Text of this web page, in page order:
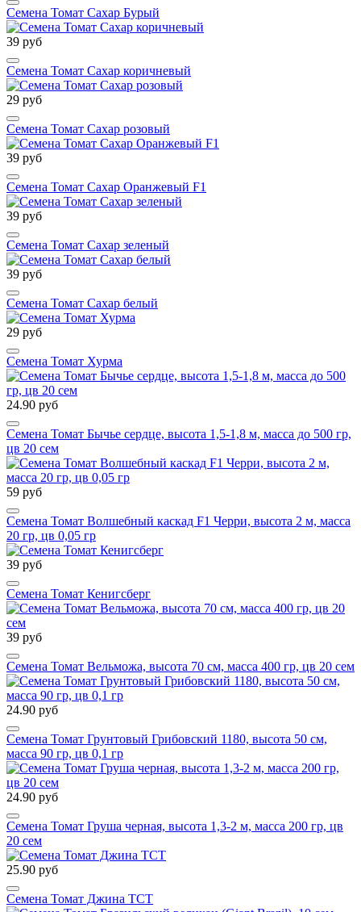
Семена Томат Сахар Бурый
39 руб
Семена Томат Сахар коричневый
29 руб
Семена Томат Сахар розовый
39 руб
Семена Томат Сахар Оранжевый F1
39 руб
Семена Томат Сахар зеленый
39 руб
Семена Томат Сахар белый
29 руб
Семена Томат Хурма
24.90 руб
Семена Томат Бычье сердце, высота 1,5-1,8 м, масса до 500 гр,
цв 20 сем
59 руб
Семена Томат Волшебный каскад F1 Черри, высота 2 м, масса
20 гр, цв 0,05 гр
39 руб
Семена Томат Кенигсберг
39 руб
Семена Томат Вельможа, высота 70 см, масса 400 гр, цв 20 сем
24.90 руб
Семена Томат Грунтовый Грибовский 1180, высота 50 см,
масса 90 гр, цв 0,1 гр
24.90 руб
Семена Томат Груша черная, высота 1,3-2 м, масса 200 гр, цв
20 сем
25.90 руб
Семена Томат Джина ТСТ